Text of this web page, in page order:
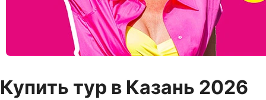
Купить тур в Казань 2026